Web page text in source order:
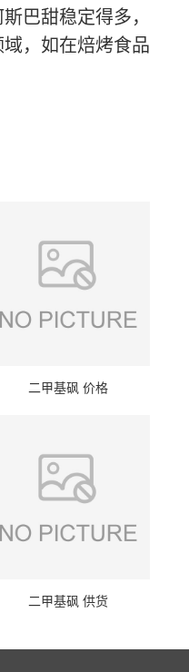
巴甜稳定得多，
，如在焙烤食品
二甲基砜 价格
二甲基砜 供货